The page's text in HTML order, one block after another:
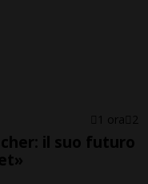
1 ora 2
il suo futuro